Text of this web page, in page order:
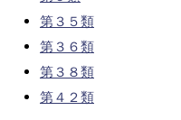
第３５類
第３６類
第３８類
第４２類